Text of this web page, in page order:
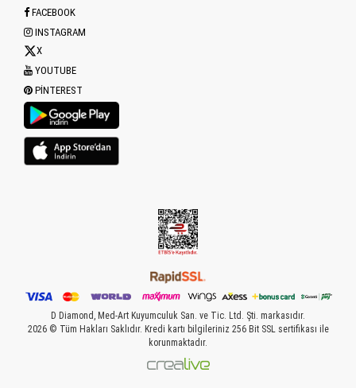
FACEBOOK
INSTAGRAM
X
YOUTUBE
PINTEREST
D Diamond, Med-Art Kuyumculuk San. ve Tic. Ltd. Şti. markasıdır.
2026 © Tüm Hakları Saklıdır. Kredi kartı bilgileriniz 256 Bit SSL sertifikası ile
korunmaktadır.